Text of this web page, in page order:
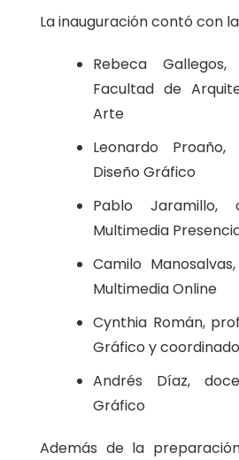
La inauguración contó con
Rebeca
Facultad de
Arte
Leonardo
Diseño Gráfico
Pablo Jaramillo,
Multimedia
Camilo
Multimedia Online
Cynthia Román,
Gráfico y
Andrés Díaz,
Gráfico
Además de la